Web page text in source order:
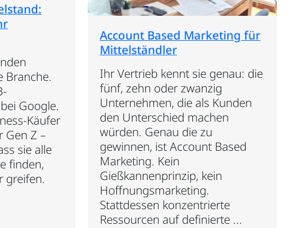
Branche.
Google.
Käufer
Gen Z –
sie alle
finden,
greifen.
Account Based Marketing für
Mittelständler
Ihr Vertrieb kennt sie genau: die
fünf, zehn oder zwanzig
Unternehmen, die als Kunden
den Unterschied machen
würden. Genau die zu
gewinnen, ist Account Based
Marketing. Kein
Gießkannenprinzip, kein
Hoffnungsmarketing.
Stattdessen konzentrierte
Ressourcen auf definierte ...